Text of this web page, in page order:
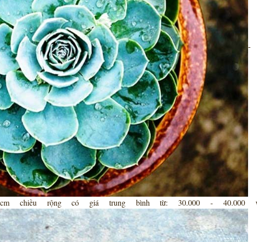
-
rộng có giá trung bình từ: 30.000 - 40.000